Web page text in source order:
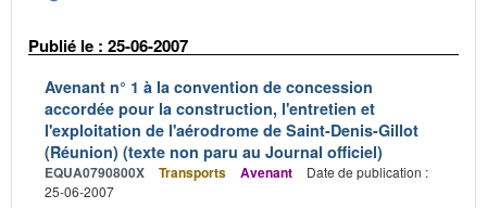
Publié le : 25-06-2007
Avenant n° 1 à la convention de concession
accordée pour la construction, l'entretien et
l'exploitation de l'aérodrome de Saint-Denis-Gillot
(Réunion) (texte non paru au Journal officiel)
EQUA0790800X Transports Avenant
Date de publication :
25-06-2007